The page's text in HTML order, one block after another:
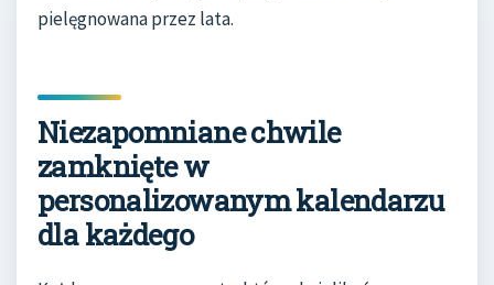
pielęgnowana przez lata.
Niezapomniane chwile
zamknięte w
personalizowanym kalendarzu
dla każdego